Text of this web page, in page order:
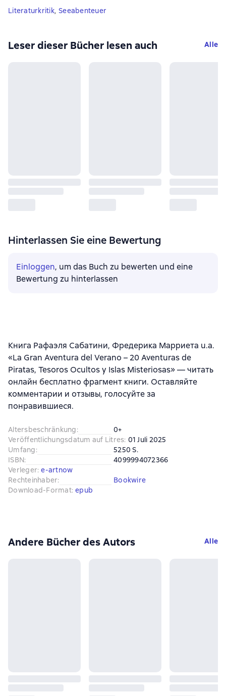
Literaturkritik, Seeabenteuer
Leser dieser Bücher lesen auch Alle
Hinterlassen Sie eine Bewertung
Einloggen, um das Buch zu bewerten und eine
Bewertung zu hinterlassen
Книга Рафаэля Сабатини, Фредерика Марриета u.a.
«La Gran Aventura del Verano – 20 Aventuras de
Piratas, Tesoros Ocultos y Islas Misteriosas» — читать
онлайн бесплатно фрагмент книги. Оставляйте
комментарии и отзывы, голосуйте за
понравившиеся.
Altersbeschränkung:
0+
Veröffentlichungsdatum auf Litres: 01 Juli 2025
Umfang:
5250 S.
ISBN:
4099994072366
Verleger: e-artnow
Rechteinhaber:
Bookwire
Download-Format: epub
Andere Bücher des Autors Alle